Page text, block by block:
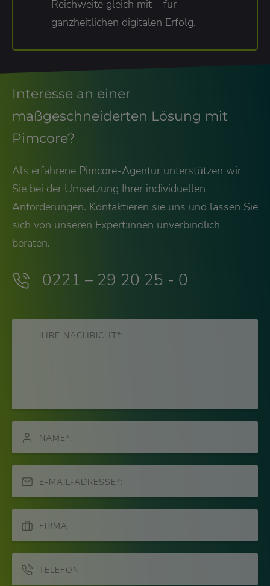
Reichweite gleich mit – für
ganzheitlichen digitalen Erfolg.
Interesse an einer
maßgeschneiderten Lösung mit
Pimcore?
Als erfahrene Pimcore-Agentur unterstützen wir
Sie bei der Umsetzung Ihrer individuellen
Anforderungen. Kontaktieren sie uns und lassen Sie
sich von unseren Expert:innen unverbindlich
beraten.
0221 – 29 20 25 - 0
IHRE NACHRICHT*:
NAME*:
E-MAIL-ADRESSE*:
FIRMA
TELEFON